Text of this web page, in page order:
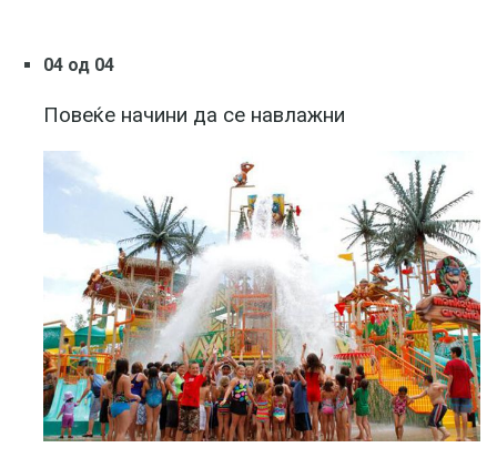
04 од 04
Повеќе начини да се навлажни